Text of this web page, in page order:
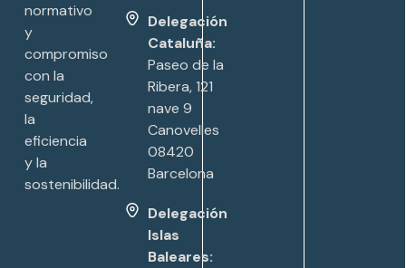
normativo
y
compromiso
con la
seguridad,
la
eficiencia
y la
sostenibilidad.
Delegación
Cataluña:
Paseo de la
Ribera, 121
nave 9
Canovelles
08420
Barcelona
Delegación
Islas
Baleares: